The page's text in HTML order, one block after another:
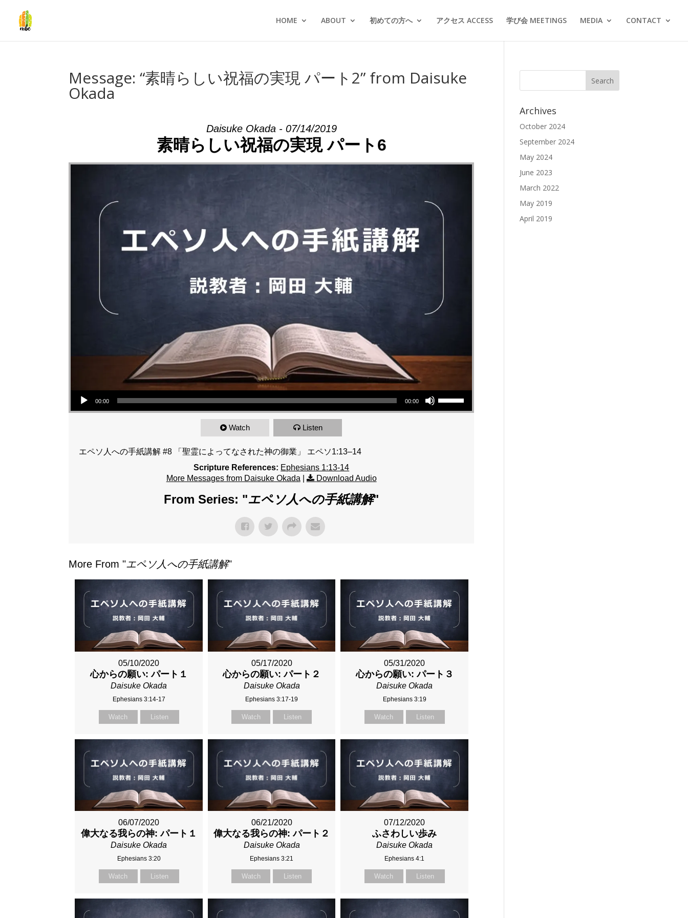
HOME ABOUT 初めての方へ アクセス ACCESS 学び会 MEETINGS MEDIA CONTACT
Message: “素晴らしい祝福の実現 パート2” from Daisuke
Okada
Daisuke Okada - 07/14/2019
素晴らしい祝福の実現 パート6
Audio Player
00:00 00:00
Use Up/Down Arrow keys to increase or decrease volume.
Watch Listen
エペソ人への手紙講解 #8 「聖霊によってなされた神の御業」 エペソ1:13–14
Scripture References: Ephesians 1:13-14
More Messages from Daisuke Okada
Download Audio
From Series: "エペソ人への手紙講解"
More From "エペソ人への手紙講解"
05/10/2020
心からの願い: パート１
Daisuke Okada
Ephesians 3:14-17
Watch Listen
05/17/2020
心からの願い: パート２
Daisuke Okada
Ephesians 3:17-19
Watch Listen
05/31/2020
心からの願い: パート３
Daisuke Okada
Ephesians 3:19
Watch Listen
06/07/2020
偉大なる我らの神: パート１
Daisuke Okada
Ephesians 3:20
Watch Listen
06/21/2020
偉大なる我らの神: パート２
Daisuke Okada
Ephesians 3:21
Watch Listen
07/12/2020
ふさわしい歩み
Daisuke Okada
Ephesians 4:1
Watch Listen
Archives
October 2024
September 2024
May 2024
June 2023
March 2022
May 2019
April 2019